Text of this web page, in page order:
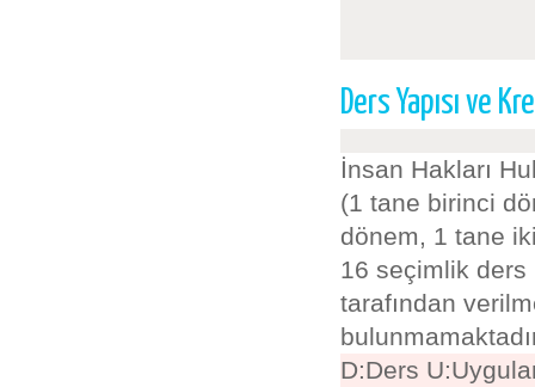
Ders Yapısı ve
İnsan Hakları
(1 tane birinci
dönem, 1 tane
16 seçimlik ders
tarafından
D:Ders